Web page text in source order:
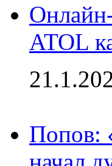
ATOL
Попов: